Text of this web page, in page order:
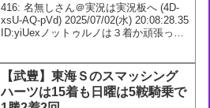
416: 名無しさん＠実況は実況板へ (4D-
xsU-AQ-pVd) 2025/07/02(水) 20:08:28.35
ID:yiUexノットゥルノは３着か頑張った
【武豊】東海Ｓのスマッシング
ハーツは15着も日曜は5鞍騎乗で